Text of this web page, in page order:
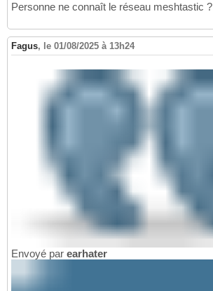
Personne ne connaît le réseau meshtastic ?
Fagus, le 01/08/2025 à 13h24
Envoyé par earhater